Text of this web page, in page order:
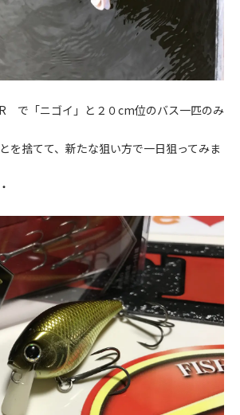
で「ニゴイ」と２０cm位のバス一匹のみ
を捨てて、新たな狙い方で一日狙ってみま